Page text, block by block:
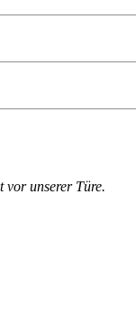
vor unserer Türe.